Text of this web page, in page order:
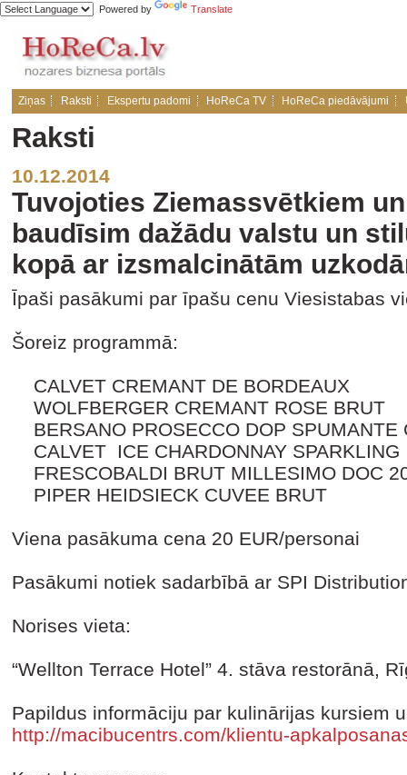
Powered by Translate
Ziņas Raksti Ekspertu padomi HoReCa TV HoReCa piedāvājumi
Raksti
10.12.2014
​Tuvojoties Ziemassvētkiem
baudīsim dažādu valstu un
kopā ar izsmalcinātām
Īpaši pasākumi par īpašu cenu Viesistabas
Šoreiz programmā:
CALVET CREMANT DE BORDEAUX
WOLFBERGER CREMANT ROSE BRUT
BERSANO PROSECCO DOP SPUMANTE
CALVET ICE CHARDONNAY SPARKLING
FRESCOBALDI BRUT MILLESIMO DOC
PIPER HEIDSIECK CUVEE BRUT
Viena pasākuma cena 20 EUR/personai
Pasākumi notiek sadarbībā ar SPI
Norises vieta:
“Wellton Terrace Hotel” 4. stāva restorānā,
Papildus informāciju par kulinārijas kursiem
http://macibucentrs.com/klientu-